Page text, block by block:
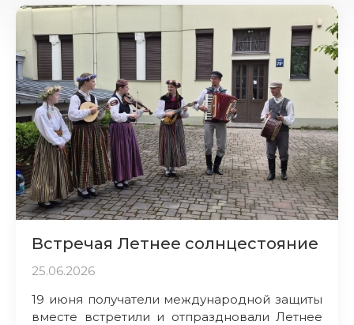
Встречая Летнее солнцестояние
25.06.2026
19 июня получатели международной защиты
вместе встретили и отпраздновали Летнее